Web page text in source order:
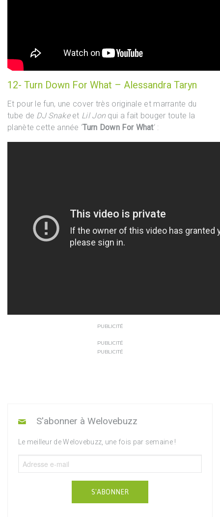
12- Turn Down For What – Alessandra Taryn
Et pour le fun, une cover très originale et marrante du
tube de DJ Snakeet Lil Jon qui a fait bouger toute la
planète cette année ‘Turn Down For What‘ :
PUBLICITÉ
PUBLICITÉ
PUBLICITÉ
S'abonner à Welovebuzz
Le meilleur de Welovebuzz, une fois par semaine !
S'ABONNER